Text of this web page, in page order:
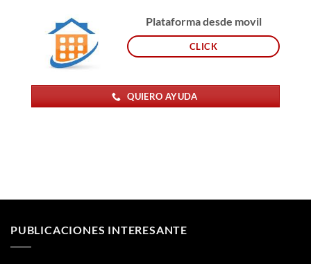
Plataforma desde movil
CLICK
QUIERO AYUDA
PUBLICACIONES INTERESANTE